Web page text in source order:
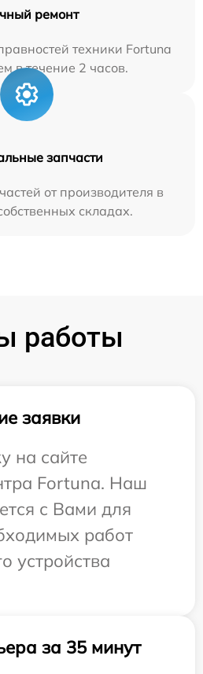
ремонт
техники Fortuna
в течение 2 часов.
запчасти
от производителя в
складах.
работы
заявки
на сайте
Fortuna. Наш
с Вами для
работ
устройства
за 35 минут